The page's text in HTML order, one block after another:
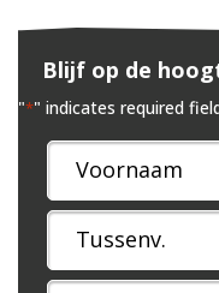
Blijf op de
"*" indicates required
Naam
*